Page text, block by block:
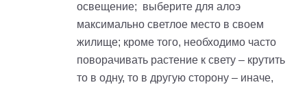
освещение; выберите для алоэ
максимально светлое место в своем
жилище; кроме того, необходимо часто
поворачивать растение к свету – крутить
то в одну, то в другую сторону – иначе,